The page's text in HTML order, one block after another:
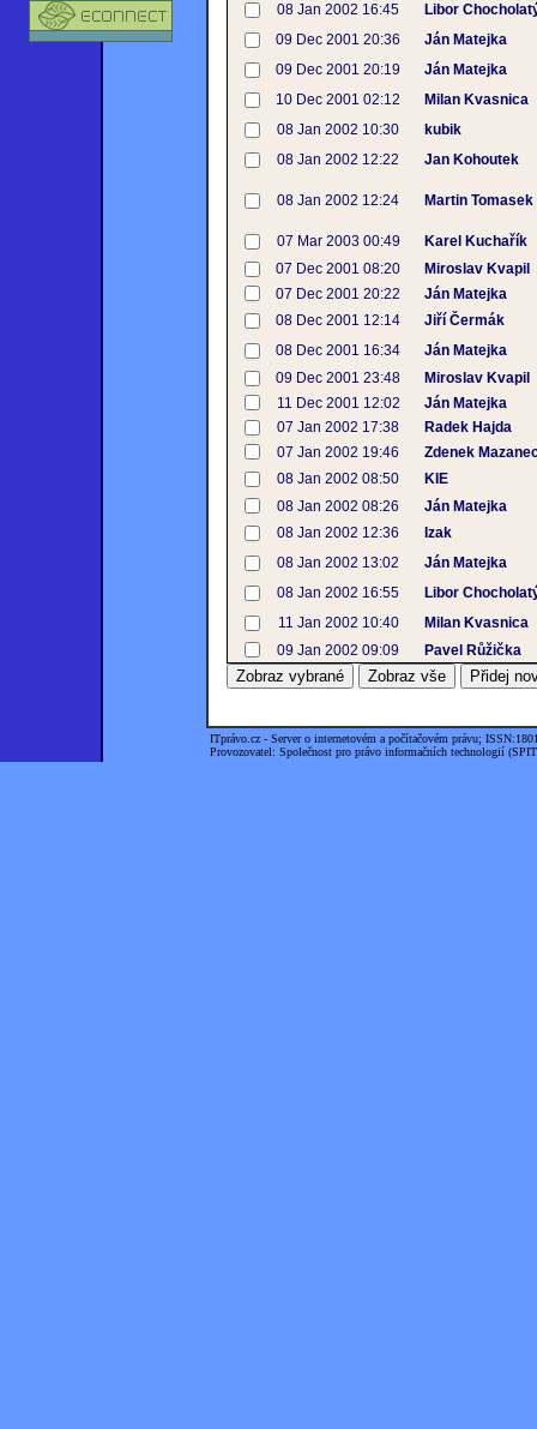
08 Jan 2002 16:45
Libor
09 Dec 2001 20:36
Ján Matejka
09 Dec 2001 20:19
Ján Matejka
10 Dec 2001 02:12
Milan Kvasnica
08 Jan 2002 10:30
kubik
08 Jan 2002 12:22
Jan Kohoutek
08 Jan 2002 12:24 Martin Tomasek
07 Mar 2003 00:49
Karel Kuchařík
07 Dec 2001 08:20
Miroslav Kvapil
07 Dec 2001 20:22
Ján Matejka
08 Dec 2001 12:14
Jiří Čermák
08 Dec 2001 16:34
Ján Matejka
09 Dec 2001 23:48
Miroslav Kvapil
11 Dec 2001 12:02
Ján Matejka
07 Jan 2002 17:38
Radek Hajda
07 Jan 2002 19:46
Zdenek
08 Jan 2002 08:50
KIE
08 Jan 2002 08:26
Ján Matejka
08 Jan 2002 12:36
Izak
08 Jan 2002 13:02
Ján Matejka
08 Jan 2002 16:55
Libor
11 Jan 2002 10:40
Milan Kvasnica
09 Jan 2002 09:09
Pavel Růžička
ITprávo.cz - Server o internetovém a počítačovém právu;
Provozovatel: Společnost pro právo informačních technologií